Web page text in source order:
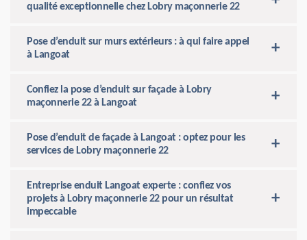
qualité exceptionnelle chez Lobry maçonnerie 22
Pose d’enduit sur murs extérieurs : à qui faire appel
à Langoat
Confiez la pose d’enduit sur façade à Lobry
maçonnerie 22 à Langoat
Pose d’enduit de façade à Langoat : optez pour les
services de Lobry maçonnerie 22
Entreprise enduit Langoat experte : confiez vos
projets à Lobry maçonnerie 22 pour un résultat
impeccable